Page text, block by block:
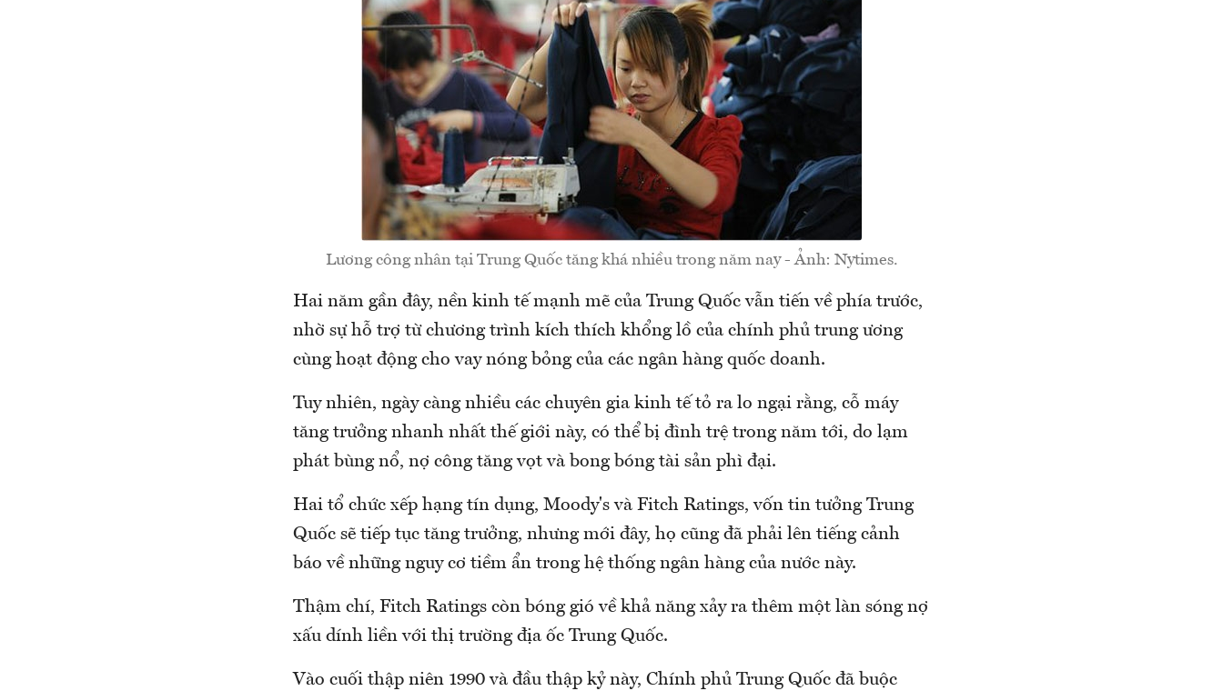
Lương công nhân tại Trung Quốc tăng khá nhiều trong năm nay - Ảnh: Nytimes.
Hai năm gần đây, nền kinh tế mạnh mẽ của Trung Quốc vẫn tiến về phía trước,
nhờ sự hỗ trợ từ chương trình kích thích khổng lồ của chính phủ trung ương
cùng hoạt động cho vay nóng bỏng của các ngân hàng quốc doanh.
Tuy nhiên, ngày càng nhiều các chuyên gia kinh tế tỏ ra lo ngại rằng, cỗ máy
tăng trưởng nhanh nhất thế giới này, có thể bị đình trệ trong năm tới, do lạm
phát bùng nổ, nợ công tăng vọt và bong bóng tài sản phì đại.
Hai tổ chức xếp hạng tín dụng, Moody's và Fitch Ratings, vốn tin tưởng Trung
Quốc sẽ tiếp tục tăng trưởng, nhưng mới đây, họ cũng đã phải lên tiếng cảnh
báo về những nguy cơ tiềm ẩn trong hệ thống ngân hàng của nước này.
Thậm chí, Fitch Ratings còn bóng gió về khả năng xảy ra thêm một làn sóng nợ
xấu dính liền với thị trường địa ốc Trung Quốc.
Vào cuối thập niên 1990 và đầu thập kỷ này, Chính phủ Trung Quốc đã buộc